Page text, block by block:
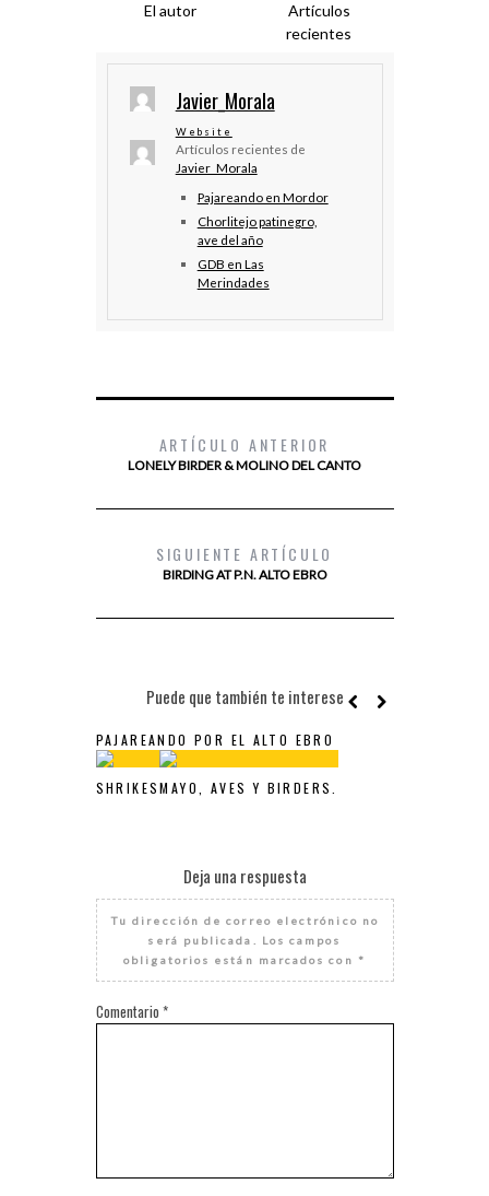
El autor
Artículos
recientes
Javier_Morala
Website
Artículos recientes de
Javier_Morala
Pajareando en Mordor
Chorlitejo patinegro,
ave del año
GDB en Las
Merindades
ARTÍCULO ANTERIOR
LONELY BIRDER & MOLINO DEL CANTO
SIGUIENTE ARTÍCULO
BIRDING AT P.N. ALTO EBRO
Puede que también te interese
PAJAREANDO POR EL ALTO EBRO
SHRIKESMAYO, AVES Y BIRDERS.
Deja una respuesta
Tu dirección de correo electrónico no
será publicada.
Los campos
obligatorios están marcados con *
Comentario *